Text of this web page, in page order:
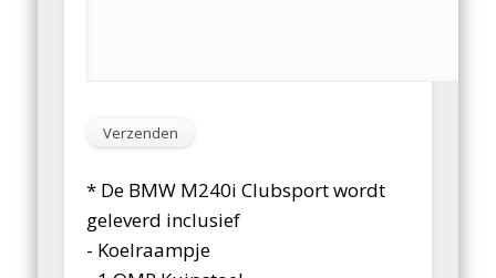
* De BMW M240i Clubsport wordt
geleverd inclusief
- Koelraampje